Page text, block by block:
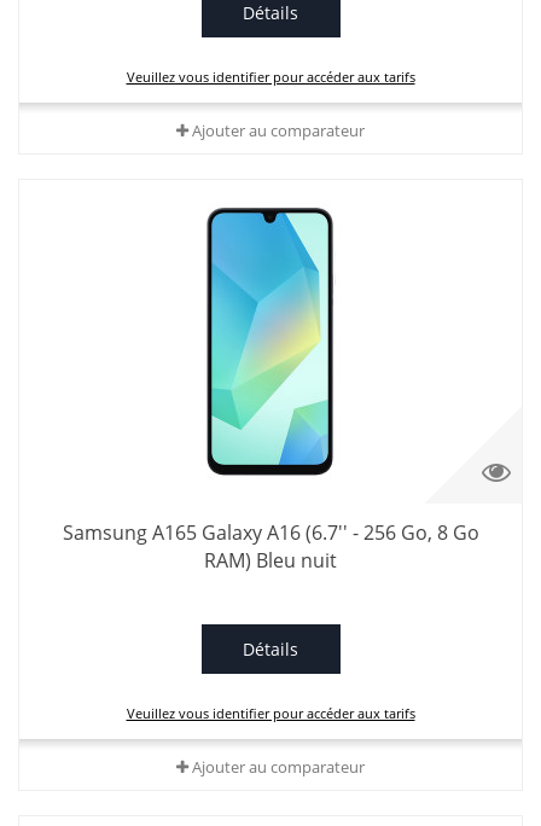
Détails
Veuillez vous identifier pour accéder aux tarifs
Ajouter au comparateur
Samsung A165 Galaxy A16 (6.7'' - 256 Go, 8 Go
RAM) Bleu nuit
Détails
Veuillez vous identifier pour accéder aux tarifs
Ajouter au comparateur